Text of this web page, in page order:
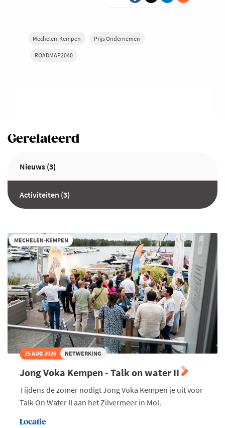
Mechelen-Kempen Prijs Ondernemen
ROADMAP2040
Gerelateerd
Nieuws (3)
Activiteiten (3)
MECHELEN-KEMPEN
25 AUG 2026 NETWERKING
Jong Voka Kempen - Talk on water II
Tijdens de zomer nodigt Jong Voka Kempen je uit voor
Talk On Water II aan het Zilvermeer in Mol.
Locatie